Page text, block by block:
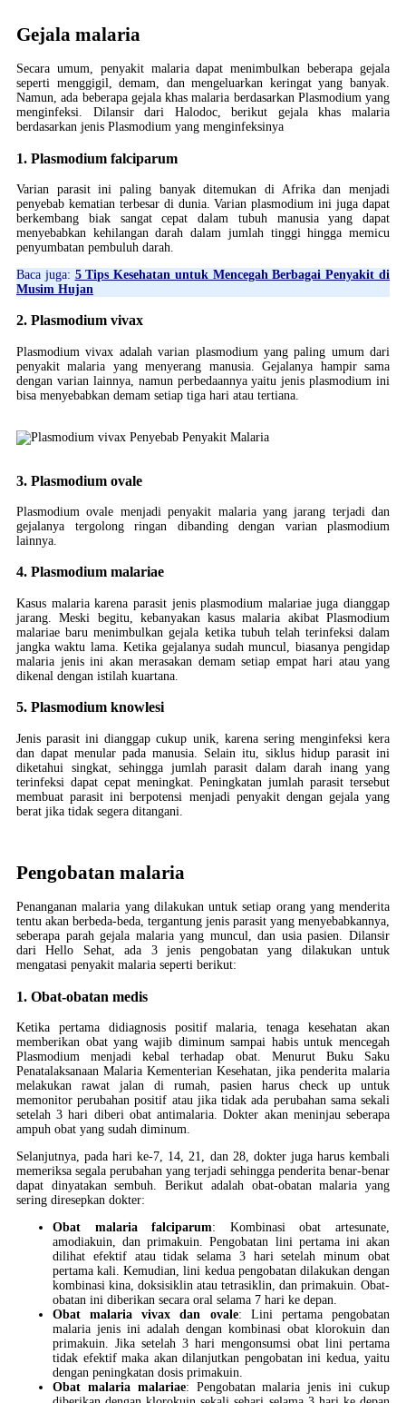
Gejala malaria
Secara umum, penyakit malaria dapat menimbulkan beberapa gejala
seperti menggigil, demam, dan mengeluarkan keringat yang banyak.
Namun, ada beberapa gejala khas malaria berdasarkan Plasmodium yang
menginfeksi. Dilansir dari Halodoc, berikut gejala khas malaria
berdasarkan jenis Plasmodium yang menginfeksinya
1. Plasmodium falciparum
Varian parasit ini paling banyak ditemukan di Afrika dan menjadi
penyebab kematian terbesar di dunia. Varian plasmodium ini juga dapat
berkembang biak sangat cepat dalam tubuh manusia yang dapat
menyebabkan kehilangan darah dalam jumlah tinggi hingga memicu
penyumbatan pembuluh darah.
Baca juga: 5 Tips Kesehatan untuk Mencegah Berbagai Penyakit di
Musim Hujan
2. Plasmodium vivax
Plasmodium vivax adalah varian plasmodium yang paling umum dari
penyakit malaria yang menyerang manusia. Gejalanya hampir sama
dengan varian lainnya, namun perbedaannya yaitu jenis plasmodium ini
bisa menyebabkan demam setiap tiga hari atau tertiana.
3. Plasmodium ovale
Plasmodium ovale menjadi penyakit malaria yang jarang terjadi dan
gejalanya tergolong ringan dibanding dengan varian plasmodium
lainnya.
4. Plasmodium malariae
Kasus malaria karena parasit jenis plasmodium malariae juga dianggap
jarang. Meski begitu, kebanyakan kasus malaria akibat Plasmodium
malariae baru menimbulkan gejala ketika tubuh telah terinfeksi dalam
jangka waktu lama. Ketika gejalanya sudah muncul, biasanya pengidap
malaria jenis ini akan merasakan demam setiap empat hari atau yang
dikenal dengan istilah kuartana.
5. Plasmodium knowlesi
Jenis parasit ini dianggap cukup unik, karena sering menginfeksi kera
dan dapat menular pada manusia. Selain itu, siklus hidup parasit ini
diketahui singkat, sehingga jumlah parasit dalam darah inang yang
terinfeksi dapat cepat meningkat. Peningkatan jumlah parasit tersebut
membuat parasit ini berpotensi menjadi penyakit dengan gejala yang
berat jika tidak segera ditangani.
Pengobatan malaria
Penanganan malaria yang dilakukan untuk setiap orang yang menderita
tentu akan berbeda-beda, tergantung jenis parasit yang menyebabkannya,
seberapa parah gejala malaria yang muncul, dan usia pasien. Dilansir
dari Hello Sehat, ada 3 jenis pengobatan yang dilakukan untuk
mengatasi penyakit malaria seperti berikut:
1. Obat-obatan medis
Ketika pertama didiagnosis positif malaria, tenaga kesehatan akan
memberikan obat yang wajib diminum sampai habis untuk mencegah
Plasmodium menjadi kebal terhadap obat. Menurut Buku Saku
Penatalaksanaan Malaria Kementerian Kesehatan, jika penderita malaria
melakukan rawat jalan di rumah, pasien harus check up untuk
memonitor perubahan positif atau jika tidak ada perubahan sama sekali
setelah 3 hari diberi obat antimalaria. Dokter akan meninjau seberapa
ampuh obat yang sudah diminum.
Selanjutnya, pada hari ke-7, 14, 21, dan 28, dokter juga harus kembali
memeriksa segala perubahan yang terjadi sehingga penderita benar-benar
dapat dinyatakan sembuh. Berikut adalah obat-obatan malaria yang
sering diresepkan dokter:
Obat malaria falciparum: Kombinasi obat artesunate,
amodiakuin, dan primakuin. Pengobatan lini pertama ini akan
dilihat efektif atau tidak selama 3 hari setelah minum obat
pertama kali. Kemudian, lini kedua pengobatan dilakukan dengan
kombinasi kina, doksisiklin atau tetrasiklin, dan primakuin. Obat-
obatan ini diberikan secara oral selama 7 hari ke depan.
Obat malaria vivax dan ovale: Lini pertama pengobatan
malaria jenis ini adalah dengan kombinasi obat klorokuin dan
primakuin. Jika setelah 3 hari mengonsumsi obat lini pertama
tidak efektif maka akan dilanjutkan pengobatan ini kedua, yaitu
dengan peningkatan dosis primakuin.
Obat malaria malariae: Pengobatan malaria jenis ini cukup